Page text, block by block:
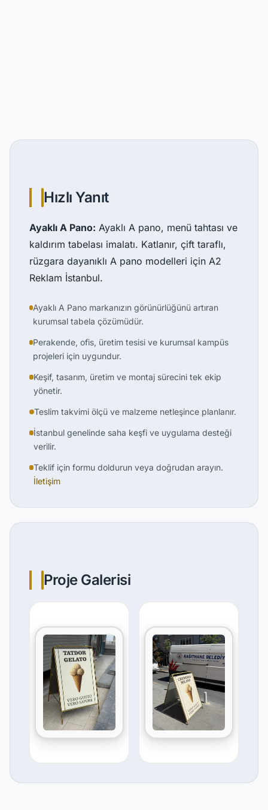
Hızlı Yanıt
Ayaklı A Pano: Ayaklı A pano, menü tahtası ve
kaldırım tabelası imalatı. Katlanır, çift taraflı,
rüzgara dayanıklı A pano modelleri için A2
Reklam İstanbul.
Ayaklı A Pano markanızın görünürlüğünü artıran
kurumsal tabela çözümüdür.
Perakende, ofis, üretim tesisi ve kurumsal kampüs
projeleri için uygundur.
Keşif, tasarım, üretim ve montaj sürecini tek ekip
yönetir.
Teslim takvimi ölçü ve malzeme netleşince planlanır.
İstanbul genelinde saha keşfi ve uygulama desteği
verilir.
Teklif için formu doldurun veya doğrudan arayın.
İletişim
Proje Galerisi